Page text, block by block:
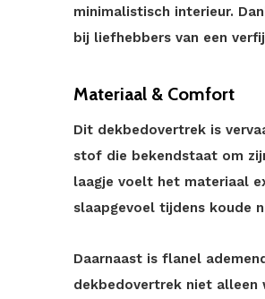
minimalistisch interieur.
bij liefhebbers van een
Materiaal & Comfort
Dit dekbedovertrek is
stof die bekendstaat om
laagje voelt het materiaal
slaapgevoel tijdens koude
Daarnaast is flanel
dekbedovertrek niet alleen